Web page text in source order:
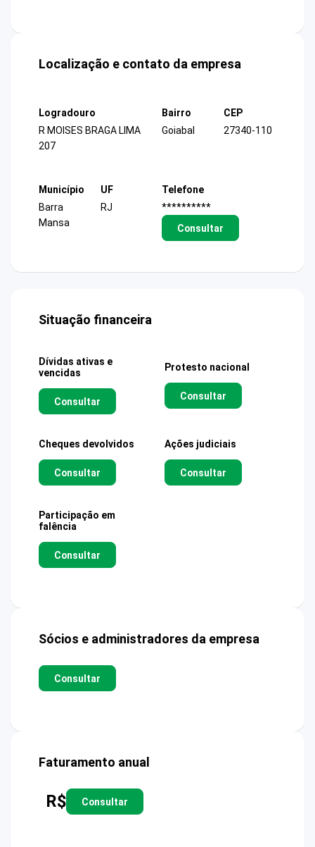
Localização e contato da empresa
Logradouro
R MOISES BRAGA LIMA
207
Bairro
Goiabal
CEP
27340-110
Município
Barra
Mansa
UF
RJ
Telefone
**********
Consultar
Situação financeira
Dívidas ativas e
vencidas
Consultar
Protesto nacional
Consultar
Cheques devolvidos
Consultar
Ações judiciais
Consultar
Participação em
falência
Consultar
Sócios e administradores da empresa
Consultar
Faturamento anual
R$ Consultar